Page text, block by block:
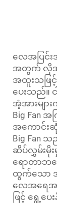
လေအပြင်း
အတွက် လိုအပ်
အထူးသဖြ
ပေးသည်။
အံ့အားမျာ
Big Fan
အကောင်းဆုံ
Big Fan
ဆိပ်လွှမ်းမို
ရောတာဘလ
ထွက်သော အ
လေအရေ
ဖြင့် ရွေ့